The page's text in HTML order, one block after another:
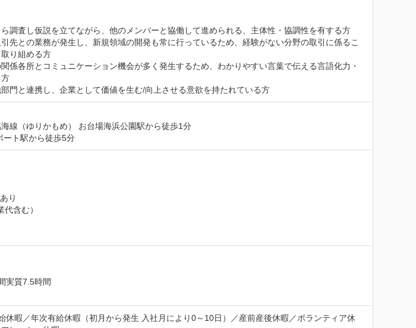
調査し仮説を立てながら、他のメンバーと協働して進められる、主体性・協調性を有する方
先との業務が発生し、新規領域の開発も常に行っているため、経験がない分野の取引に係るこ
り組める方
係各所とコミュニケーション機会が多く発生するため、わかりやすい言葉で伝える言語化力・
門と連携し、企業として価値を生む/向上させる意欲を持たれている方
線（ゆりかもめ） お台場海浜公園駅から徒歩1分
ート駅から徒歩5分
り
含む）
実質7.5時間
休暇／年次有給休暇（初月から発生 入社月により0～10日）／産前産後休暇／ボランティア休